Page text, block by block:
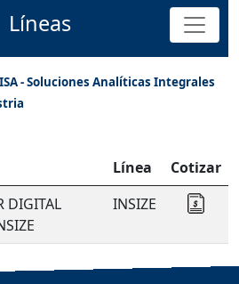
Líneas
- Soluciones Analíticas Integrales
Línea
Cotizar
DIGITAL
INSIZE